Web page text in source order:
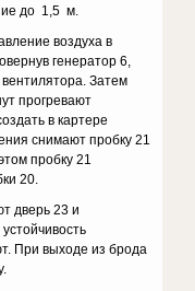
до 1,5 м.
воздуха в
генератор 6,
Затем
прогревают
в картере
снимают пробку 21
пробку 21
20.
дверь 23 и
При выходе из брода